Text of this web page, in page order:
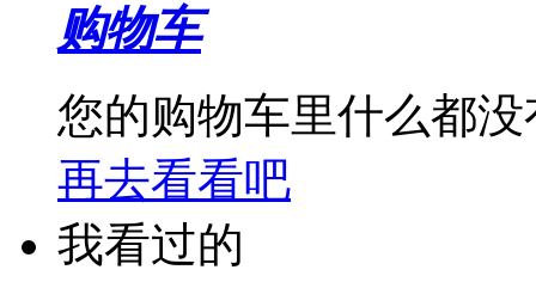
购物车
您的购物车里什么都没
再去看看吧
我看过的